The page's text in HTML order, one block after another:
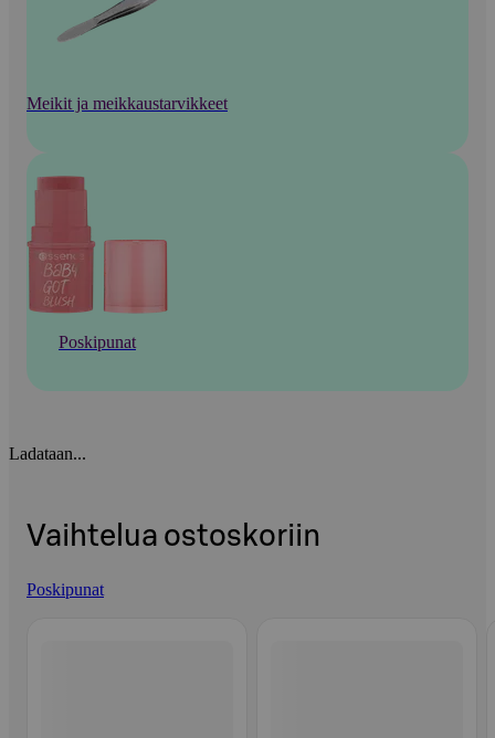
Meikit ja meikkaustarvikkeet
Poskipunat
Ladataan...
Vaihtelua ostoskoriin
Poskipunat